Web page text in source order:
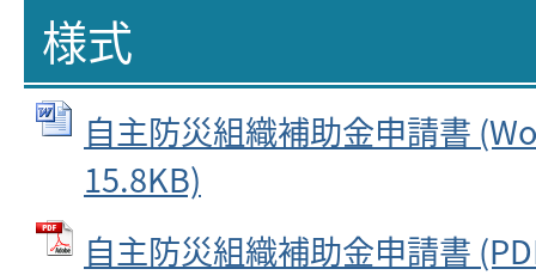
様式
自主防災組織補助金申請書
15.8KB)
自主防災組織補助金申請書